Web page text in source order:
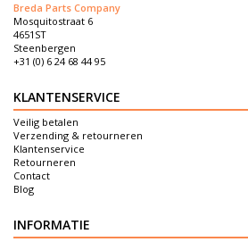
Breda Parts Company
Mosquitostraat 6
4651ST
Steenbergen
+31 (0) 6 24 68 44 95
KLANTENSERVICE
Veilig betalen
Verzending & retourneren
Klantenservice
Retourneren
Contact
Blog
INFORMATIE